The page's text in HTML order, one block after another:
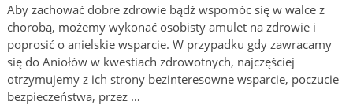
Aby zachować dobre zdrowie bądź wspomóc się w walce z
chorobą, możemy wykonać osobisty amulet na zdrowie i
poprosić o anielskie wsparcie. W przypadku gdy zawracamy
się do Aniołów w kwestiach zdrowotnych, najczęściej
otrzymujemy z ich strony bezinteresowne wsparcie, poczucie
bezpieczeństwa, przez …